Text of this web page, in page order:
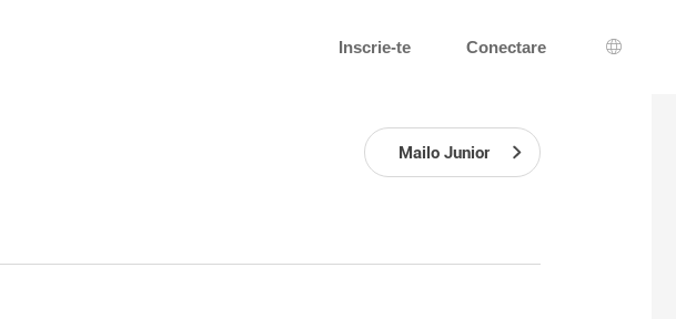
Inscrie-te Conectare
Mailo Junior